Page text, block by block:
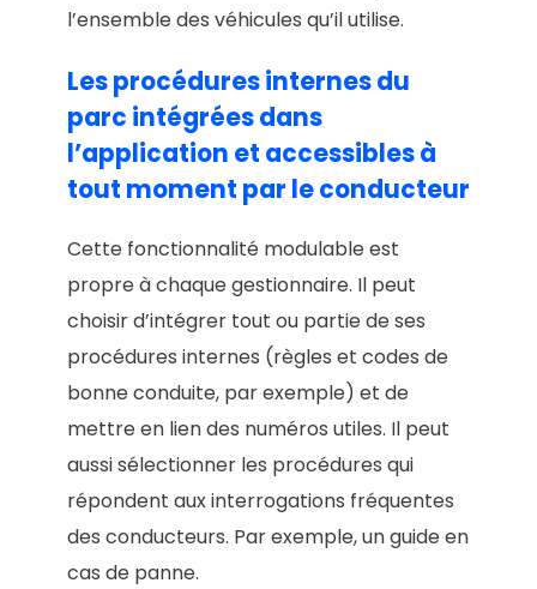
l’ensemble des véhicules qu’il utilise.
Les procédures internes du
parc intégrées dans
l’application et accessibles à
tout moment par le conducteur
Cette fonctionnalité modulable est
propre à chaque gestionnaire. Il peut
choisir d’intégrer tout ou partie de ses
procédures internes (règles et codes de
bonne conduite, par exemple) et de
mettre en lien des numéros utiles. Il peut
aussi sélectionner les procédures qui
répondent aux interrogations fréquentes
des conducteurs. Par exemple, un guide en
cas de panne.